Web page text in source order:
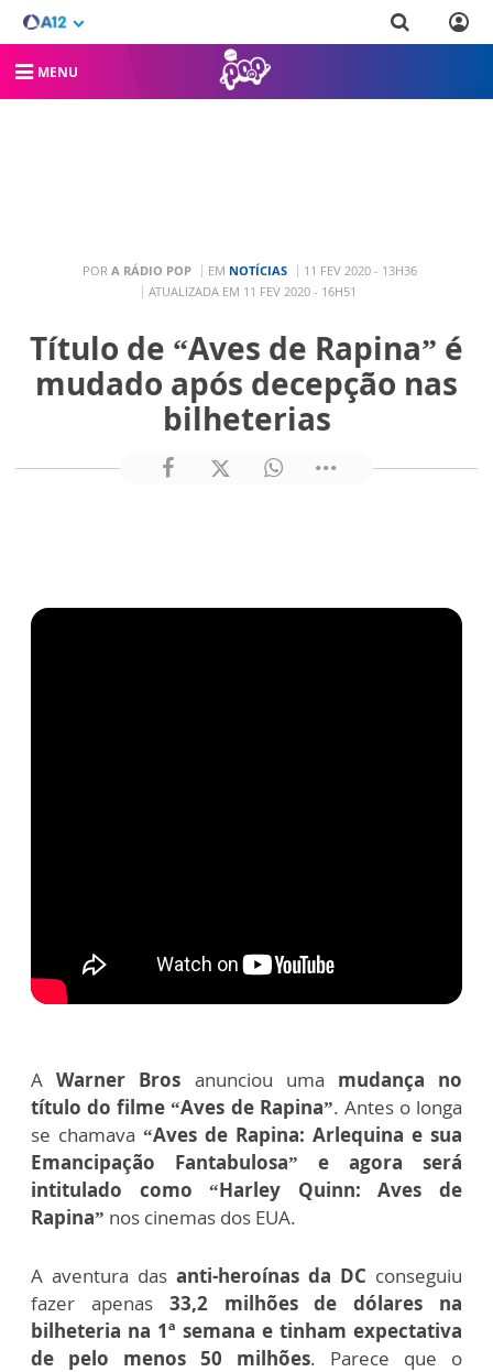
MENU
POR A RÁDIO POP EM NOTÍCIAS
11 FEV 2020 - 13H36
ATUALIZADA EM 11 FEV 2020 - 16H51
Título de “Aves de Rapina” é
mudado após decepção nas
bilheterias
AWarner Bros anunciou uma mudança no
título do filme “Aves de Rapina”. Antes o longa
se chamava “Aves de Rapina: Arlequina e sua
Emancipação Fantabulosa” e agora será
intitulado como “Harley Quinn: Aves de
Rapina” nos cinemas dos EUA.
A aventura das anti-heroínas da DC conseguiu
fazer apenas 33,2 milhões de dólares na
bilheteria na 1ª semana e tinham expectativa
de pelo menos 50 milhões. Parece que o